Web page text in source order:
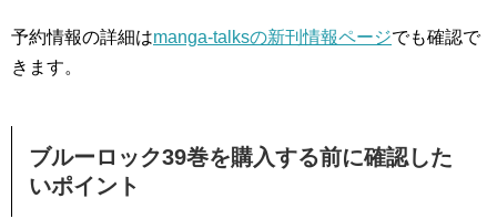
予約情報の詳細はmanga-talksの新刊情報ページでも確認で
きます。
ブルーロック39巻を購入する前に確認した
いポイント